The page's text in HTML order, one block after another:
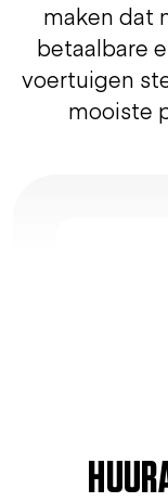
maken dat
betaalbare
voertuigen
mooiste